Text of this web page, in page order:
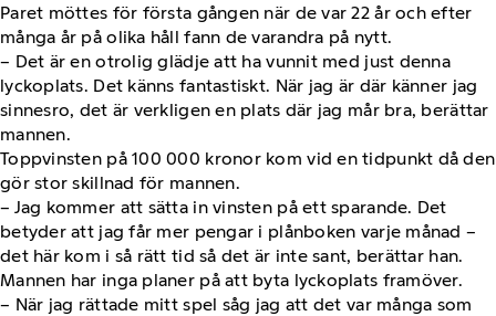
Paret möttes för första gången när de var 22 år och efter
många år på olika håll fann de varandra på nytt.
– Det är en otrolig glädje att ha vunnit med just denna
lyckoplats. Det känns fantastiskt. När jag är där känner jag
sinnesro, det är verkligen en plats där jag mår bra, berättar
mannen.
Toppvinsten på 100 000 kronor kom vid en tidpunkt då den
gör stor skillnad för mannen.
– Jag kommer att sätta in vinsten på ett sparande. Det
betyder att jag får mer pengar i plånboken varje månad –
det här kom i så rätt tid så det är inte sant, berättar han.
Mannen har inga planer på att byta lyckoplats framöver.
– När jag rättade mitt spel såg jag att det var många som